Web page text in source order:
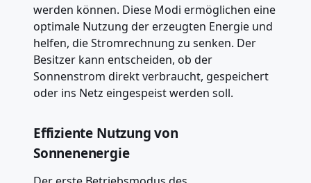
werden können. Diese Modi ermöglichen eine
optimale Nutzung der erzeugten Energie und
helfen, die Stromrechnung zu senken. Der
Besitzer kann entscheiden, ob der
Sonnenstrom direkt verbraucht, gespeichert
oder ins Netz eingespeist werden soll.
Effiziente Nutzung von
Sonnenenergie